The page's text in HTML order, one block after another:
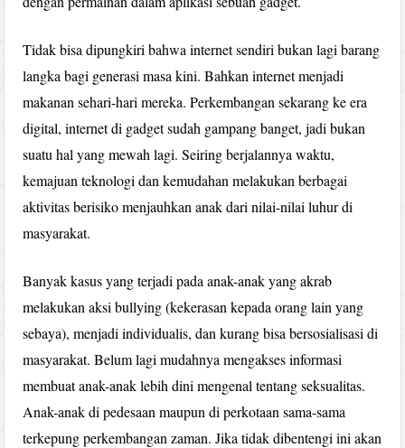
Tidak bisa dipungkiri bahwa internet sendiri bukan lagi barang
langka bagi generasi masa kini. Bahkan internet menjadi
makanan sehari-hari mereka. Perkembangan sekarang ke era
digital, internet di gadget sudah gampang banget, jadi bukan
suatu hal yang mewah lagi. Seiring berjalannya waktu,
kemajuan teknologi dan kemudahan melakukan berbagai
aktivitas berisiko menjauhkan anak dari nilai-nilai luhur di
masyarakat.
Banyak kasus yang terjadi pada anak-anak yang akrab
melakukan aksi bullying (kekerasan kepada orang lain yang
sebaya), menjadi individualis, dan kurang bisa bersosialisasi di
masyarakat. Belum lagi mudahnya mengakses informasi
membuat anak-anak lebih dini mengenal tentang seksualitas.
Anak-anak di pedesaan maupun di perkotaan sama-sama
terkepung perkembangan zaman. Jika tidak dibentengi ini akan